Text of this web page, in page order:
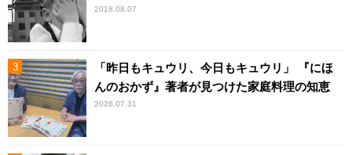
2018.08.07
「昨日もキュウリ、今日もキュウリ」 『にほ
んのおかず』著者が見つけた家庭料理の知恵
2026.07.31